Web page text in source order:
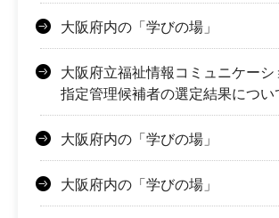
大阪府内の「学びの場」
大阪府立福祉情報コミュニケーシ
指定管理候補者の選定結果につい
大阪府内の「学びの場」
大阪府内の「学びの場」